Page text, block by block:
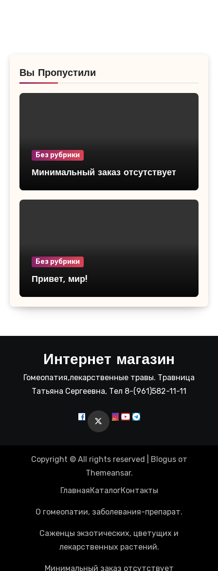
Вы Пропустили
Без рубрики
Минимальный заказ отсутствует
Без рубрики
Привет, мир!
Интернет магазин
Гомеопатия,лекарственные травы. Травница
Татьяна Сергеевна, Тел 8-(961)582-11-11
Copyright © All rights reserved Blogusот
Themeansar.
ГлавнаяКаталогКонтакты
О гомеопатии, заболевания-препарат.
Саженцы экзотических, цветущих и
лекарственных растений.
Минимальный заказ отсутствует